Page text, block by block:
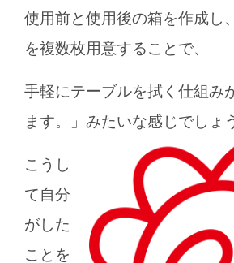
使用前と使用後の箱を作成し
を複数枚用意することで、
手軽にテーブルを拭く仕組み
ます。」みたいな感じでしょ
こうし
て自分
がした
ことを